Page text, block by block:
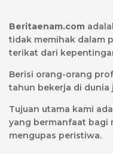
Beritaenam.com
tidak memihak dalam
terikat dari
Berisi orang-orang
tahun bekerja di dunia
Tujuan utama kami
yang bermanfaat bagi
mengupas peristiwa.